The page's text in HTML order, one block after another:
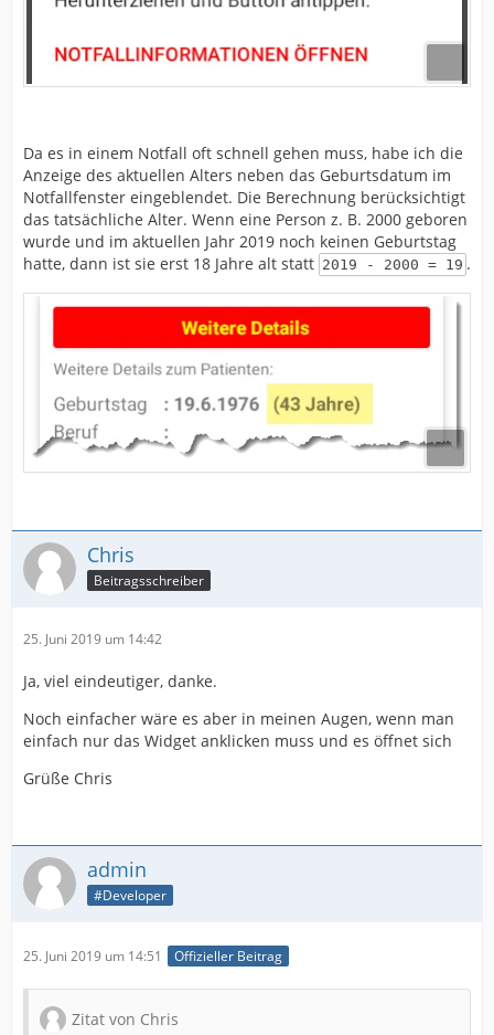
Da es in einem Notfall oft schnell gehen muss, habe ich die
Anzeige des aktuellen Alters neben das Geburtsdatum im
Notfallfenster eingeblendet. Die Berechnung berücksichtigt
das tatsächliche Alter. Wenn eine Person z. B. 2000 geboren
wurde und im aktuellen Jahr 2019 noch keinen Geburtstag
hatte, dann ist sie erst 18 Jahre alt statt 2019 - 2000 = 19 .
Chris
Beitragsschreiber
25. Juni 2019 um 14:42
Ja, viel eindeutiger, danke.
Noch einfacher wäre es aber in meinen Augen, wenn man
einfach nur das Widget anklicken muss und es öffnet sich
Grüße Chris
admin
#Developer
25. Juni 2019 um 14:51 Offizieller Beitrag
Zitat von Chris